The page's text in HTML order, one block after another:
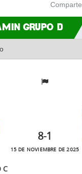
Comparte
GRUPO D
C
8-1
15 DE NOVIEMBRE DE 2025